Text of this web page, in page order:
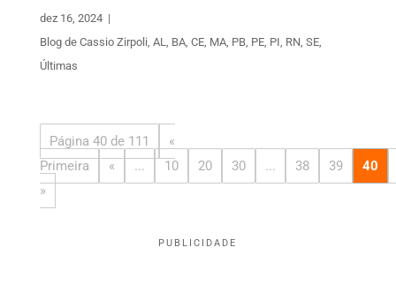
dez 16, 2024 |
Blog de Cassio Zirpoli, AL, BA, CE, MA, PB, PE, PI, RN, SE,
Últimas
Página 40 de 111
«
Primeira
« ... 10 20 30 ... 38 39
40
»
PUBLICIDADE